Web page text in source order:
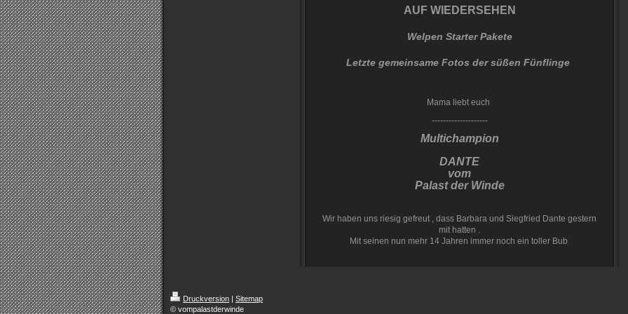
AUF WIEDERSEHEN
Welpen Starter Pakete
Letzte gemeinsame Fotos der süßen Fünflinge
Mama liebt euch
--------------------
Multichampion
DANTE
vom
Palast der Winde
Wir haben uns riesig gefreut , dass Barbara und Siegfried Dante gestern
mit hatten .
Mit seinen nun mehr 14 Jahren immer noch ein toller Bub
Druckversion | Sitemap
© vompalastderwinde